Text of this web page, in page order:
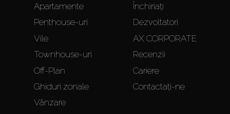
Apartamente
Penthouse-uri
Vile
Townhouse-uri
Off-Plan
Ghiduri zonale
Vânzare
Închiriați
Dezvoltatori
AX CORPORATE
Recenzii
Cariere
Contactați-ne